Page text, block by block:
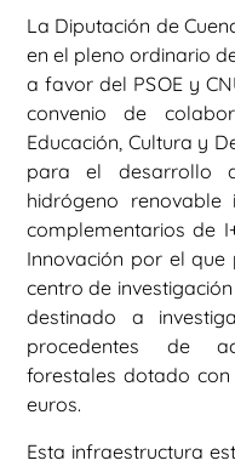
La Diputación de
en el pleno ordinario
a favor del PSOE y
convenio de
Educación, Cultura y
para el desarrollo
hidrógeno
complementarios de
Innovación por el que
centro de
destinado a
procedentes de
forestales dotado
euros.
Esta infraestructura